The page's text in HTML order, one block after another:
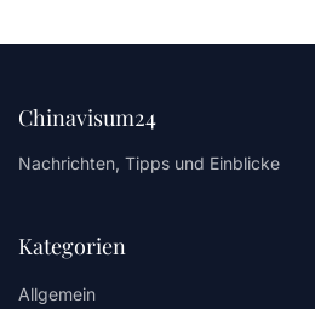
Chinavisum24
Nachrichten, Tipps und Einblicke
Kategorien
Allgemein